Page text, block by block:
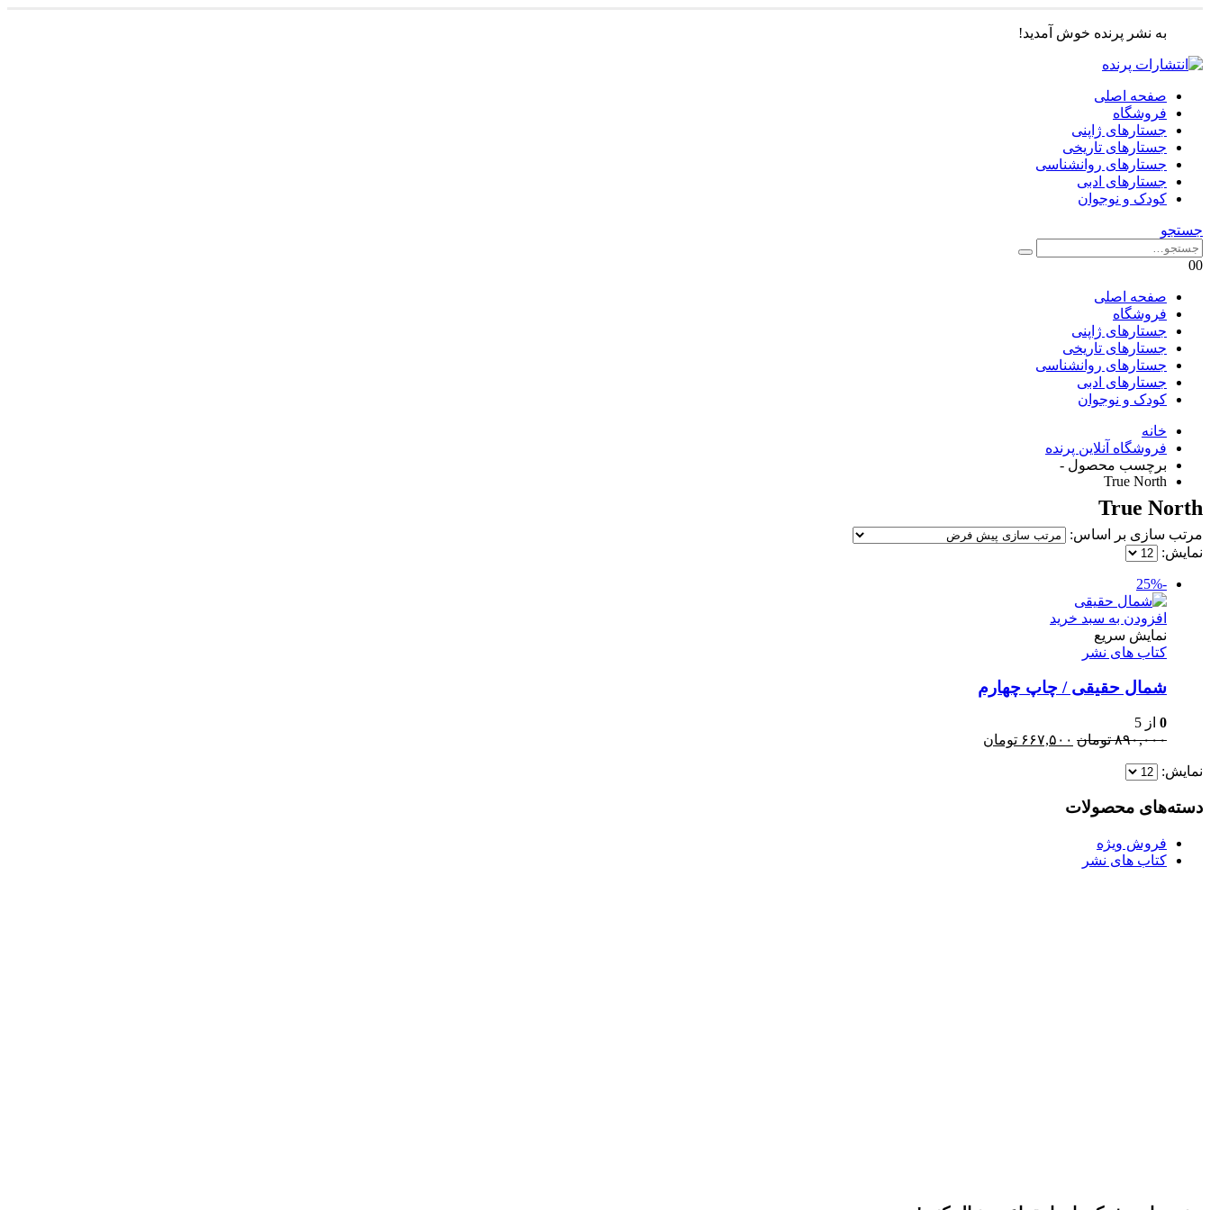
به نشر پرنده خوش آمدید!
صفحه اصلی
فروشگاه
جستارهای ژاپنی
جستارهای تاریخی
جستارهای روانشناسی
جستارهای ادبی
کودک و نوجوان
جستجو
00
صفحه اصلی
فروشگاه
جستارهای ژاپنی
جستارهای تاریخی
جستارهای روانشناسی
جستارهای ادبی
کودک و نوجوان
خانه
فروشگاه آنلاین پرنده
برچسب محصول -
True North
True North
مرتب سازی بر اساس:
نمایش:
-25%
افزودن به سبد خرید
نمایش سریع
کتاب های نشر
شمال حقیقی / چاپ چهارم
0 از 5
۸۹۰,۰۰۰ تومان قیمت
۶۶۷,۵۰۰ تومان
نمایش:
دسته‌های محصولات
فروش ویژه
کتاب های نشر